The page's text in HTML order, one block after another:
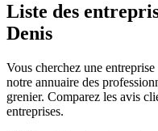
Liste des
Denis
Vous cherchez une entreprise
notre annuaire des
grenier. Comparez les avis
entreprises.